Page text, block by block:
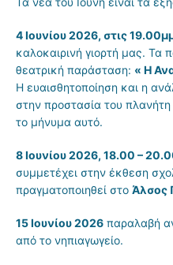
4 Ιουνίου 2026, στις
καλοκαιρινή γιορτή μας. Τα
θεατρική παράσταση: « Η
Η ευαισθητοποίηση και η
στην προστασία του
το μήνυμα αυτό.
8 Ιουνίου 2026, 18.00 –
συμμετέχει στην έκθεση
πραγματοποιηθεί στο Άλσος
15 Ιουνίου 2026 παραλαβή
από το νηπιαγωγείο.